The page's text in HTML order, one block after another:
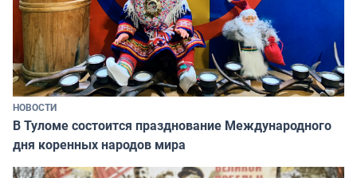
НОВОСТИ
В Туломе состоится празднование Международного
дня коренных народов мира